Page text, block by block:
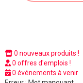
0 nouveaux produits !
0 offres d'emplois !
0 événements à venir